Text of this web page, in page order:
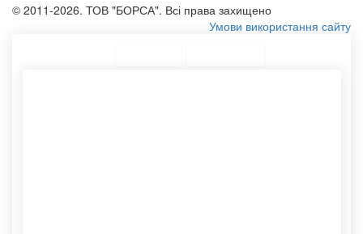
© 2011-2026. ТОВ "БОРСА". Всі права захищено
Умови використання сайту